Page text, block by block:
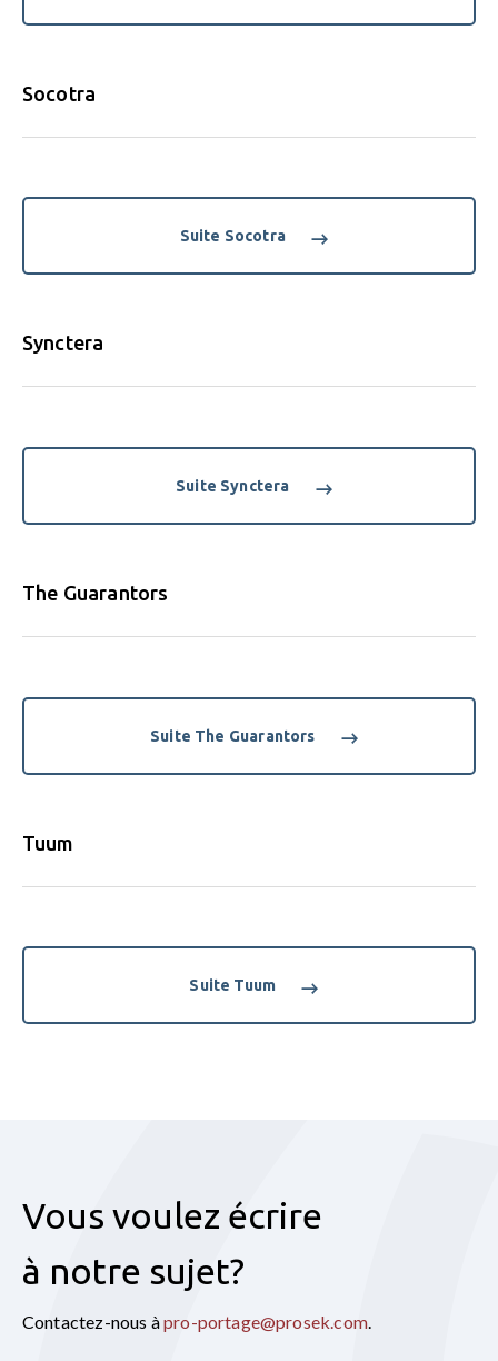
Socotra
Suite Socotra
Synctera
Suite Synctera
The Guarantors
Suite The Guarantors
Tuum
Suite Tuum
Vous voulez écrire
à notre sujet?
Contactez-nous àpro-portage@prosek.com.